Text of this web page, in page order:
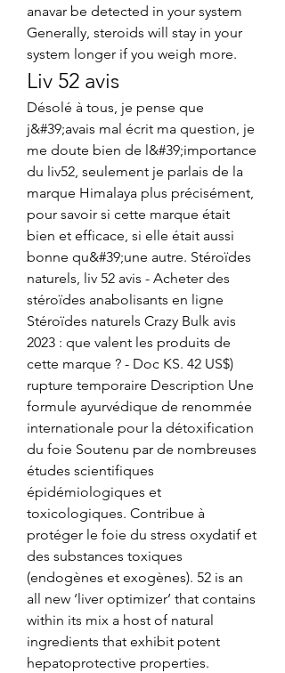
anavar be detected in your system
Generally, steroids will stay in your
system longer if you weigh more.
Liv 52 avis
Désolé à tous, je pense que
j&#39;avais mal écrit ma question, je
me doute bien de l&#39;importance
du liv52, seulement je parlais de la
marque Himalaya plus précisément,
pour savoir si cette marque était
bien et efficace, si elle était aussi
bonne qu&#39;une autre. Stéroïdes
naturels, liv 52 avis - Acheter des
stéroïdes anabolisants en ligne
Stéroïdes naturels Crazy Bulk avis
2023 : que valent les produits de
cette marque ? - Doc KS. 42 US$)
rupture temporaire Description Une
formule ayurvédique de renommée
internationale pour la détoxification
du foie Soutenu par de nombreuses
études scientifiques
épidémiologiques et
toxicologiques. Contribue à
protéger le foie du stress oxydatif et
des substances toxiques
(endogènes et exogènes). 52 is an
all new ‘liver optimizer’ that contains
within its mix a host of natural
ingredients that exhibit potent
hepatoprotective properties.